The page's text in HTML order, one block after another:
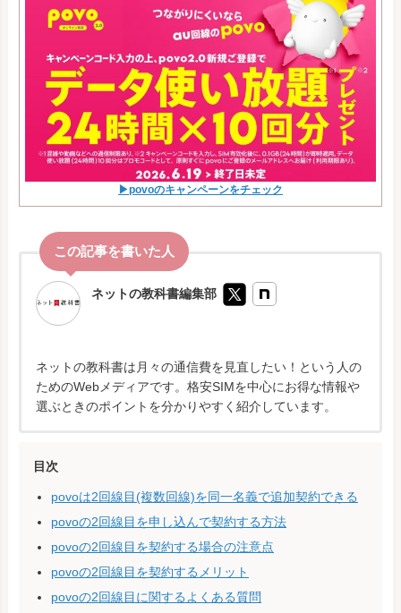
▶povoのキャンペーンをチェック
ネットの教科書編集部
ネットの教科書は月々の通信費を見直したい！という人の
ためのWebメディアです。格安SIMを中心にお得な情報や
選ぶときのポイントを分かりやすく紹介しています。
目次
povoは2回線目(複数回線)を同一名義で追加契約できる
povoの2回線目を申し込んで契約する方法
povoの2回線目を契約する場合の注意点
povoの2回線目を契約するメリット
povoの2回線目に関するよくある質問